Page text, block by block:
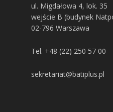
ul. Migdałowa 4, lok. 35
wejście B (budynek
02-796 Warszawa
Tel. +48 (22) 250 57 00
sekretariat@batiplus.pl